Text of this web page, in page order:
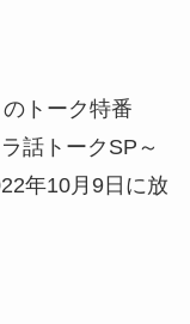
トーク特番
話トークSP～
年10月9日に放